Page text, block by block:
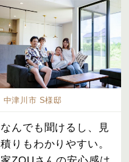
中津川市 S様邸
なんでも聞けるし、見
積りもわかりやすい。